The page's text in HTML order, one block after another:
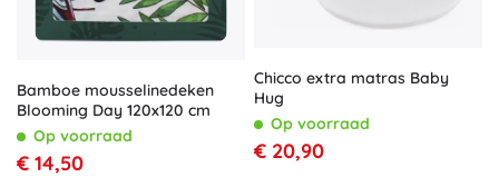
Bamboe mousselinedeken
Blooming Day 120x120 cm
Op voorraad
€ 14,50
Chicco extra matras Baby
Hug
Op voorraad
€ 20,90